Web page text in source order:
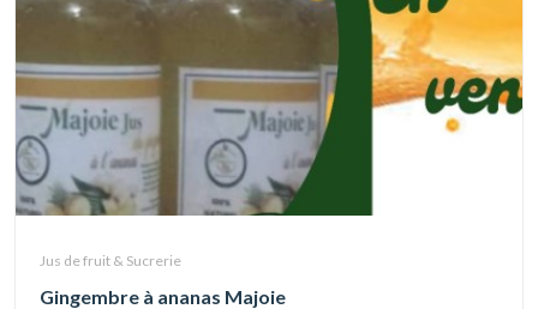
Jus de fruit & Sucrerie
Gingembre à ananas Majoie